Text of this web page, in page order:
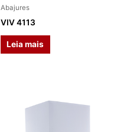
Abajures
VIV 4113
Leia mais